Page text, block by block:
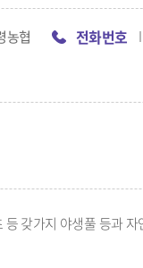
농협 전화번호
갖가지 야생풀 등과